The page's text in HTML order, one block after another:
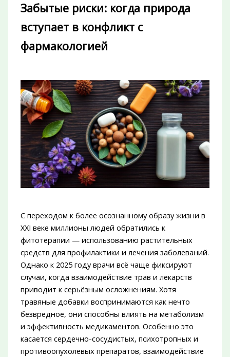
Забытые риски: когда природа
вступает в конфликт с
фармакологией
С переходом к более осознанному образу жизни в
XXI веке миллионы людей обратились к
фитотерапии — использованию растительных
средств для профилактики и лечения заболеваний.
Однако к 2025 году врачи всё чаще фиксируют
случаи, когда взаимодействие трав и лекарств
приводит к серьёзным осложнениям. Хотя
травяные добавки воспринимаются как нечто
безвредное, они способны влиять на метаболизм
и эффективность медикаментов. Особенно это
касается сердечно-сосудистых, психотропных и
противоопухолевых препаратов, взаимодействие